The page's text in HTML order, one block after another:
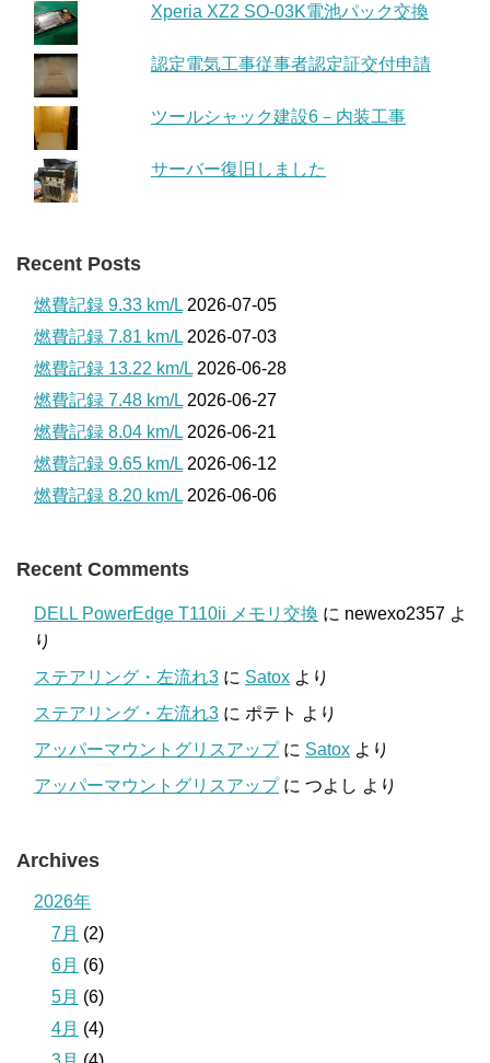
Xperia XZ2 SO-03K電池パック交換
認定電気工事従事者認定証交付申請
ツールシャック建設6－内装工事
サーバー復旧しました
Recent Posts
燃費記録 9.33 km/L 2026-07-05
燃費記録 7.81 km/L 2026-07-03
燃費記録 13.22 km/L 2026-06-28
燃費記録 7.48 km/L 2026-06-27
燃費記録 8.04 km/L 2026-06-21
燃費記録 9.65 km/L 2026-06-12
燃費記録 8.20 km/L 2026-06-06
Recent Comments
DELL PowerEdge T110ii メモリ交換 に newexo2357 よ
り
ステアリング・左流れ3 に Satox より
ステアリング・左流れ3 に ポテト より
アッパーマウントグリスアップに Satox より
アッパーマウントグリスアップに つよし より
Archives
2026年
7月 (2)
6月 (6)
5月 (6)
4月 (4)